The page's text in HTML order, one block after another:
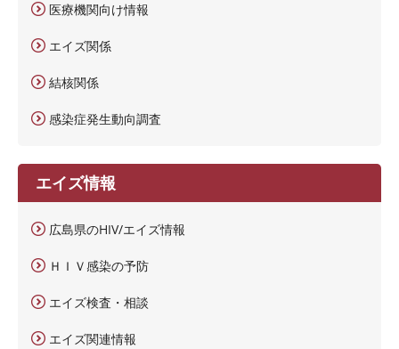
医療機関向け情報
エイズ関係
結核関係
感染症発生動向調査
エイズ情報
広島県のHIV/エイズ情報
ＨＩＶ感染の予防
エイズ検査・相談
エイズ関連情報